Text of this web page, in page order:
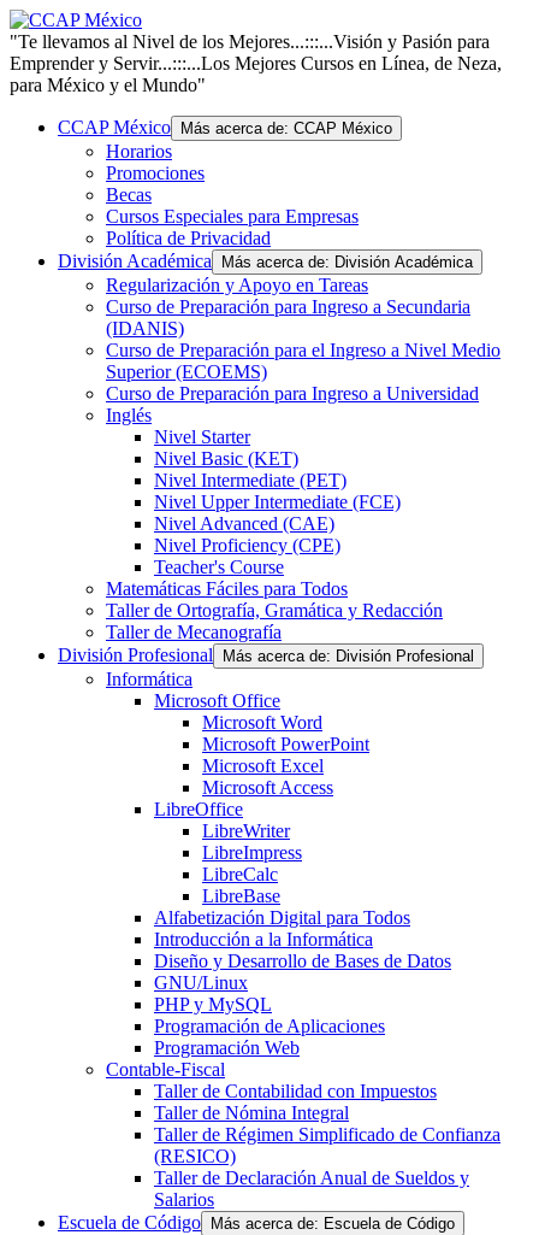
"Te llevamos al Nivel de los Mejores...:::...Visión y Pasión para
Emprender y Servir...:::...Los Mejores Cursos en Línea, de Neza,
para México y el Mundo"
CCAP México Más acerca de: CCAP México
Horarios
Promociones
Becas
Cursos Especiales para Empresas
Política de Privacidad
División Académica
Más acerca de: División Académica
Regularización y Apoyo en Tareas
Curso de Preparación para Ingreso a Secundaria
(IDANIS)
Curso de Preparación para el Ingreso a Nivel Medio
Superior (ECOEMS)
Curso de Preparación para Ingreso a Universidad
Inglés
Nivel Starter
Nivel Basic (KET)
Nivel Intermediate (PET)
Nivel Upper Intermediate (FCE)
Nivel Advanced (CAE)
Nivel Proficiency (CPE)
Teacher's Course
Matemáticas Fáciles para Todos
Taller de Ortografía, Gramática y Redacción
Taller de Mecanografía
División Profesional
Más acerca de: División Profesional
Informática
Microsoft Office
Microsoft Word
Microsoft PowerPoint
Microsoft Excel
Microsoft Access
LibreOffice
LibreWriter
LibreImpress
LibreCalc
LibreBase
Alfabetización Digital para Todos
Introducción a la Informática
Diseño y Desarrollo de Bases de Datos
GNU/Linux
PHP y MySQL
Programación de Aplicaciones
Programación Web
Contable-Fiscal
Taller de Contabilidad con Impuestos
Taller de Nómina Integral
Taller de Régimen Simplificado de Confianza
(RESICO)
Taller de Declaración Anual de Sueldos y
Salarios
Escuela de Código
Más acerca de: Escuela de Código